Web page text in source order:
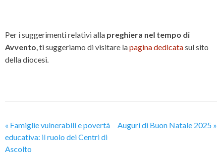
Per i suggerimenti relativi alla preghiera nel tempo di
Avvento, ti suggeriamo di visitare lapagina dedicatasul sito
della diocesi.
« Famiglie vulnerabili e povertà
educativa: il ruolo dei Centri di
Ascolto
Auguri di Buon Natale 2025 »